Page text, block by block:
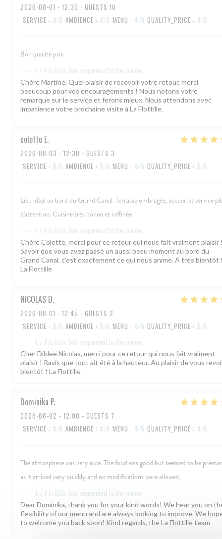
2026-08-01 - 12:30 - GUESTS 10
SERVICE : 3/5 AMBIENCE : 4/5 MENU : 4/5 QUALITY_PRICE : 4/5
Bon qualité prix
La Flottille has responded to the review
Chère Martine, Quel plaisir de recevoir votre retour, merci
beaucoup pour vos encouragements ! Nous notons votre
remarque sur le service et ferons mieux. Nous attendons avec
impatience votre prochaine visite à La Flottille.
colette E
2026-08-03 - 12:30 - GUESTS 3
SERVICE : 5/5 AMBIENCE : 5/5 MENU : 5/5 QUALITY_PRICE : 5/5
Lieu idéal au bord du Grand Canal. Terrasse ombragée, accueil et service
d'attention. Cuisine très bonne et raffinée
La Flottille has responded to the review
Chère Colette, merci pour ce retour qui nous fait vraiment plaisir
Savoir que vous avez passé un aussi beau moment au bord du
Grand Canal, c'est exactement ce qui nous anime. À très bientôt
La Flottille
NICOLAS D
2026-08-01 - 12:45 - GUESTS 2
SERVICE : 5/5 AMBIENCE : 5/5 MENU : 5/5 QUALITY_PRICE : 5/5
La Flottille has responded to the review
Cher Dildee Nicolas, merci pour ce retour qui nous fait vraiment
plaisir ! Ravis que tout ait été à la hauteur. Au plaisir de vous
bientôt ! La Flottille
Dominika P
2026-08-02 - 12:00 - GUESTS 7
SERVICE : 5/5 AMBIENCE : 5/5 MENU : 4/5 QUALITY_PRICE : 4/5
The atmosphere was very nice. The food was good but seemed to be
as it arrived very quickly and no modifications were allowed.
La Flottille has responded to the review
Dear Dominika, thank you for your kind words! We hear you on
flexibility of our menu and are always looking to improve. We
to welcome you back soon! Kind regards, the La Flottille team